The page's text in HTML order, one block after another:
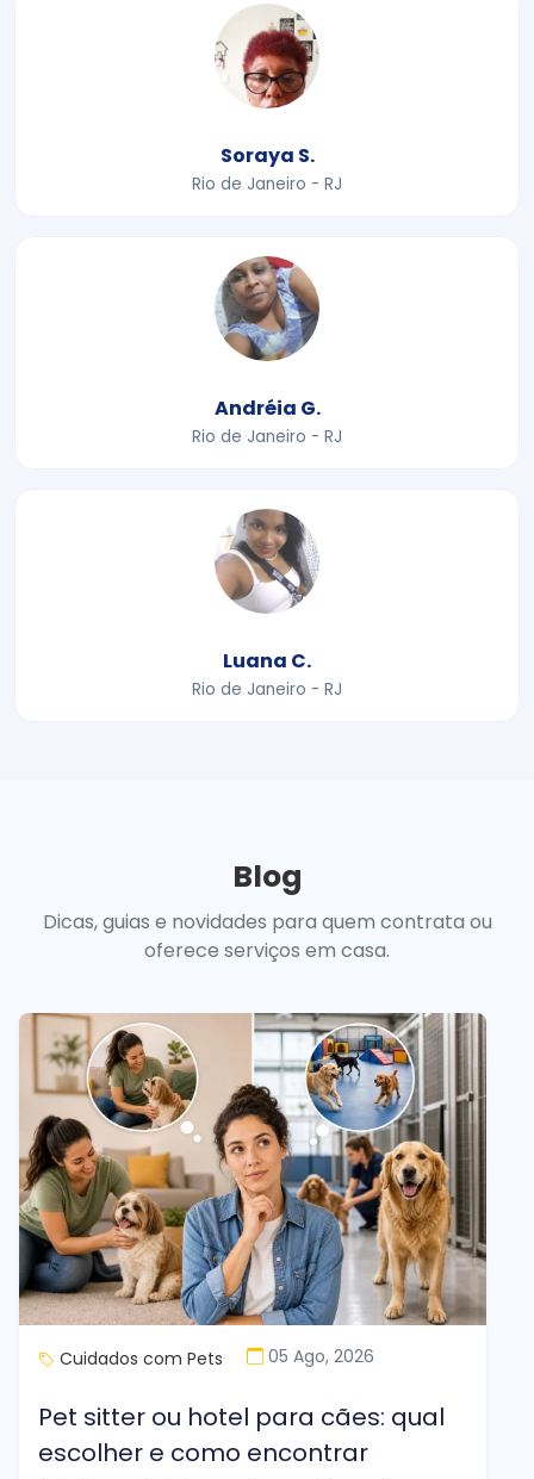
Soraya S.
Rio de Janeiro - RJ
Andréia G.
Rio de Janeiro - RJ
Luana C.
Rio de Janeiro - RJ
Blog
Dicas, guias e novidades para quem contrata ou
oferece serviços em casa.
Cuidados com Pets 05 Ago, 2026
Pet sitter ou hotel para cães: qual
escolher e como encontrar